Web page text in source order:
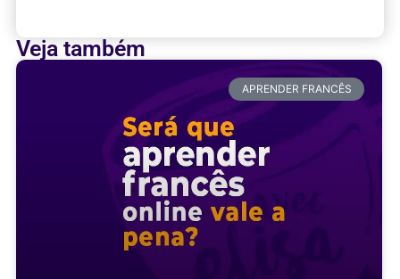
Veja também
APRENDER FRANCÊS